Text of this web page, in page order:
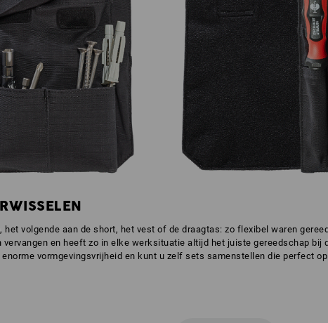
het volgende aan de short, het vest of de draagtas: zo flexibel waren
en heeft zo in elke werksituatie altijd het juiste gereedschap bij
vormgevingsvrijheid en kunt u zelf sets samenstellen die perfect